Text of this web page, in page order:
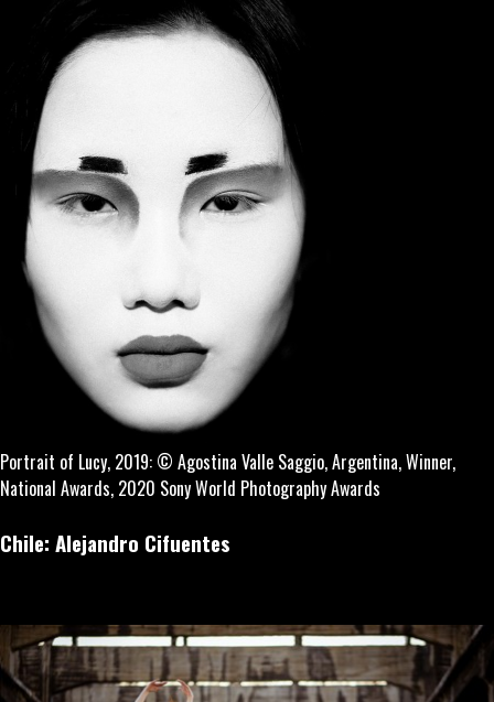
Portrait of Lucy, 2019: © Agostina Valle Saggio, Argentina, Winner,
National Awards, 2020 Sony World Photography Awards
Chile: Alejandro Cifuentes